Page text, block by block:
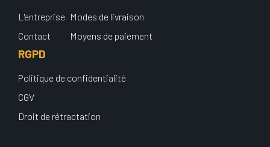
L'entreprise
Contact
Modes de livraison
Moyens de paiement
RGPD
Politique de confidentialité
CGV
Droit de rétractation